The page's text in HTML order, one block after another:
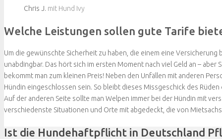
Chris J. mit Hund Ivy
Welche Leistungen sollen gute Tarife
Um die gewünschte Sicherheit zu haben, die einem eine
unabdingbar. Das hört sich im ersten Moment nach viel Geld an –
bekommt man zum kleinen Preis! Neben den Unfällen mit anderen
Hündin eingeschlossen sein. So bleibt dieses Missgeschick des
Auf der anderen Seite sollte man Welpen immer bei der Hündin mit
verschiedenste Situationen und Orte mit abgedeckt, die von
Ist die Hundehaftpflicht in Deutschland